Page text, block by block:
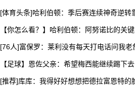
[体育头条]哈利伯顿：季后赛连续神奇逆转
【你怎么看？】哈利伯顿：阿努诺比的关键
[76人]富保罗：莱利没有每天打电话问我老
【足球】恩佐父亲：希望梅西能继续踢下去
[推荐]库库：我得好好想想把德拉富恩特的